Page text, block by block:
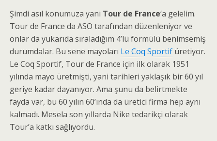
Şimdi asıl konumuza yani Tour de France‘a gelelim.
Tour de France da ASO tarafından düzenleniyor ve
onlar da yukarıda sıraladığım 4’lü formülü benimsemiş
durumdalar. Bu sene mayoları Le Coq Sportif üretiyor.
Le Coq Sportif, Tour de France için ilk olarak 1951
yılında mayo üretmişti, yani tarihleri yaklaşık bir 60 yıl
geriye kadar dayanıyor. Ama şunu da belirtmekte
fayda var, bu 60 yılın 60’ında da üretici firma hep aynı
kalmadı. Mesela son yıllarda Nike tedarikçi olarak
Tour’a katkı sağlıyordu.